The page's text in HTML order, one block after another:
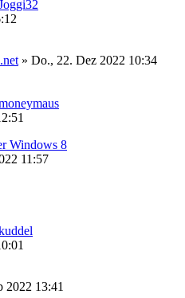
» Do., 22. Dez 2022 10:34
Windows 8
11:57
2022 13:41